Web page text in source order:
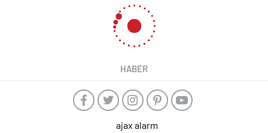
HABER
ajax alarm